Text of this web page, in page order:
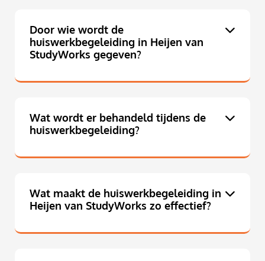
Door wie wordt de
huiswerkbegeleiding in Heijen van
StudyWorks gegeven?
Wat wordt er behandeld tijdens de
huiswerkbegeleiding?
Wat maakt de huiswerkbegeleiding in
Heijen van StudyWorks zo effectief?